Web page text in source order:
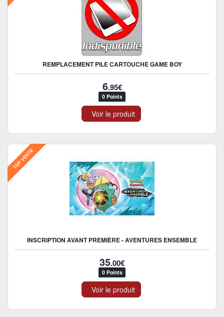
REMPLACEMENT PILE CARTOUCHE GAME BOY
6.95€
0 Points
Voir le produit
TOP VENTE
INSCRIPTION AVANT PREMIÈRE - AVENTURES ENSEMBLE
35.00€
0 Points
Voir le produit